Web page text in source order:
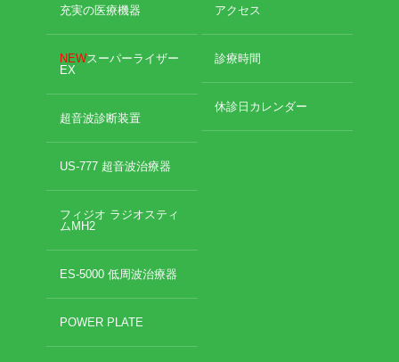
充実の医療機器
NEWスーパーライザー
EX
超音波診断装置
US-777 超音波治療器
フィジオ ラジオスティ
ムMH2
ES-5000 低周波治療器
POWER PLATE
アクセス
診療時間
休診日カレンダー